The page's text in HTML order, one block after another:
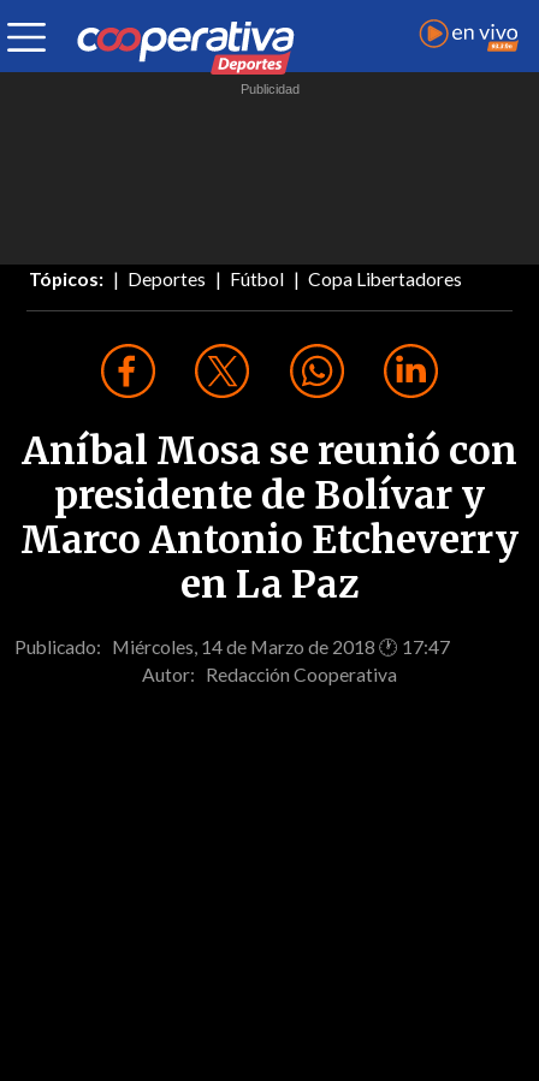
Tópicos: Deportes Fútbol Copa Libertadores
Aníbal Mosa se reunió con
presidente de Bolívar y
Marco Antonio Etcheverry
en La Paz
Publicado: Miércoles, 14 de Marzo de 2018 🕐 17:47
Autor: Redacción Cooperativa